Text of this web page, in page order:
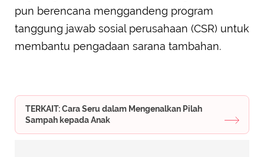
pun berencana menggandeng program
tanggung jawab sosial perusahaan (CSR) untuk
membantu pengadaan sarana tambahan.
TERKAIT: Cara Seru dalam Mengenalkan Pilah
Sampah kepada Anak